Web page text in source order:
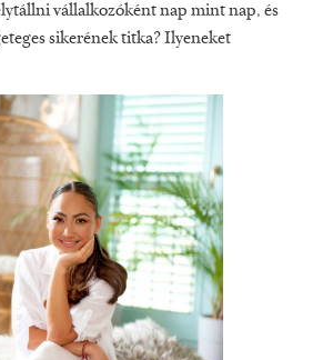
vállalkozóként nap mint nap, és
sikerének titka? Ilyeneket